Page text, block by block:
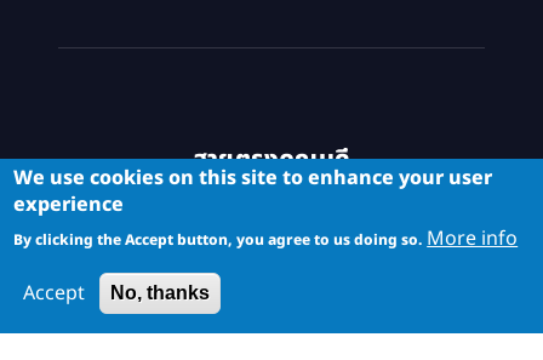
สายตรงคณบดี
We use cookies on this site to enhance your user
experience
By clicking the Accept button, you agree to us doing so. More info
Accept
No, thanks